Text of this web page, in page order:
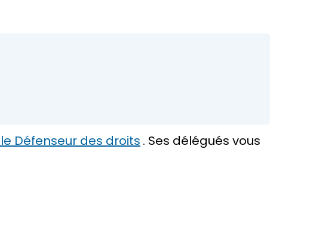
Défenseur des droits . Ses délégués vous